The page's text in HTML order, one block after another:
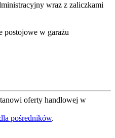
wraz z zaliczkami
postojowe w garażu
oferty handlowej w
pośredników.